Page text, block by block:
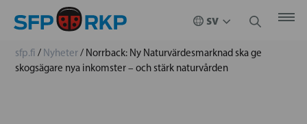
sfp.fi / Nyheter/ Norrback: Ny Naturvärdesmarknad ska ge
skogsägare nya inkomster – och stärk naturvården